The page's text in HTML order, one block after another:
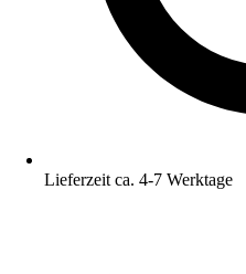
Lieferzeit ca. 4-7 Werktage